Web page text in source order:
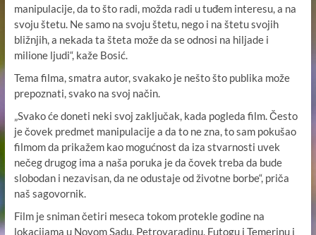
manipulacije, da to što radi, možda radi u tuđem interesu, a na
svoju štetu. Ne samo na svoju štetu, nego i na štetu svojih
bližnjih, a nekada ta šteta može da se odnosi na hiljade i
milione ljudi“, kaže Bosić.
Tema filma, smatra autor, svakako je nešto što publika može
prepoznati, svako na svoj način.
„Svako će doneti neki svoj zaključak, kada pogleda film. Često
je čovek predmet manipulacije a da to ne zna, to sam pokušao
filmom da prikažem kao mogućnost da iza stvarnosti uvek
nečeg drugog ima a naša poruka je da čovek treba da bude
slobodan i nezavisan, da ne odustaje od životne borbe“, priča
naš sagovornik.
Film je sniman četiri meseca tokom protekle godine na
lokacijama u Novom Sadu, Petrovaradinu, Futogu i Temerinu i